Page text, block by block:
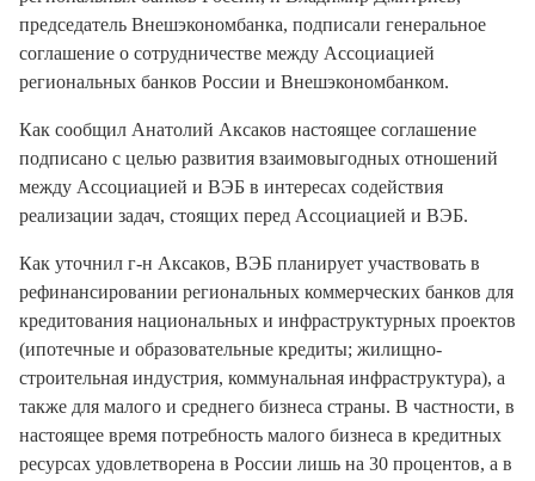
председатель Внешэкономбанка, подписали генеральное
соглашение о сотрудничестве между Ассоциацией
региональных банков России и Внешэкономбанком.
Как сообщил Анатолий Аксаков настоящее соглашение
подписано с целью развития взаимовыгодных отношений
между Ассоциацией и ВЭБ в интересах содействия
реализации задач, стоящих перед Ассоциацией и ВЭБ.
Как уточнил г-н Аксаков, ВЭБ планирует участвовать в
рефинансировании региональных коммерческих банков для
кредитования национальных и инфраструктурных проектов
(ипотечные и образовательные кредиты; жилищно-
строительная индустрия, коммунальная инфраструктура), а
также для малого и среднего бизнеса страны. В частности, в
настоящее время потребность малого бизнеса в кредитных
ресурсах удовлетворена в России лишь на 30 процентов, а в